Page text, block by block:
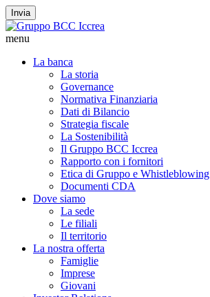
Invia
menu
La banca
La storia
Governance
Normativa Finanziaria
Dati di Bilancio
Strategia fiscale
La Sostenibilità
Il Gruppo BCC Iccrea
Rapporto con i fornitori
Etica di Gruppo e Whistleblowing
Documenti CDA
Dove siamo
La sede
Le filiali
Il territorio
La nostra offerta
Famiglie
Imprese
Giovani